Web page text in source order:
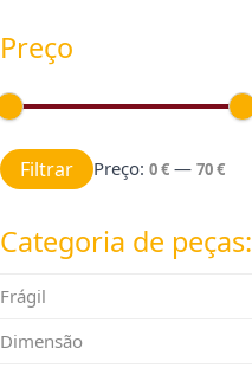
Preço
Preço mínimo
Preço máximo
Filtrar Preço: 0 € — 70 €
Categoria de peças:
Frágil
Dimensão